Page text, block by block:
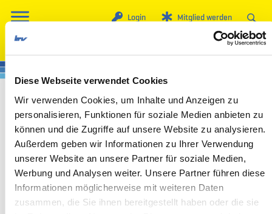
Diese Webseite verwendet Cookies
Wir verwenden Cookies, um Inhalte und Anzeigen zu
personalisieren, Funktionen für soziale Medien anbieten zu
können und die Zugriffe auf unsere Website zu analysieren.
Außerdem geben wir Informationen zu Ihrer Verwendung
unserer Website an unsere Partner für soziale Medien,
Werbung und Analysen weiter. Unsere Partner führen diese
Informationen möglicherweise mit weiteren Daten
zusammen, die Sie ihnen bereitgestellt haben oder die sie
Login Mitglied werden
Tschechien